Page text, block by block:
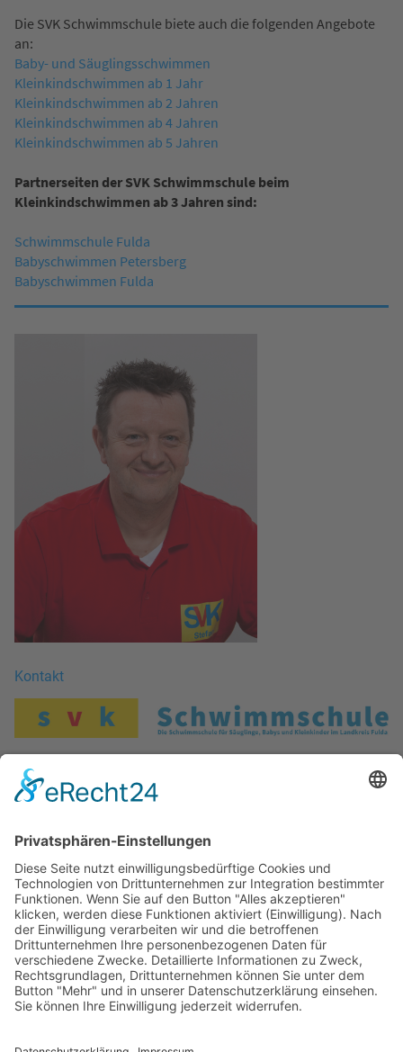
Die SVK Schwimmschule biete auch die folgenden Angebote
an:
Baby- und Säuglingsschwimmen
Kleinkindschwimmen ab 1 Jahr
Kleinkindschwimmen ab 2 Jahren
Kleinkindschwimmen ab 4 Jahren
Kleinkindschwimmen ab 5 Jahren
Partnerseiten der SVK Schwimmschule beim
Kleinkindschwimmen ab 3 Jahren sind:
Schwimmschule Fulda
Babyschwimmen Petersberg
Babyschwimmen Fulda
Kontakt
Künzeller Str. 26 b
36093 Künzell
Mobil.: +49 (170) - 2721292
E-Mail.: info@svk-schwimmschule.de
Unsere Kurse
-Säuglings- und Babyschwimmen
- Kleinkindschwimmen
-Kinderanfänger - Schwimmkurse
-Erwachsenenanfänger - Schwimmkurse